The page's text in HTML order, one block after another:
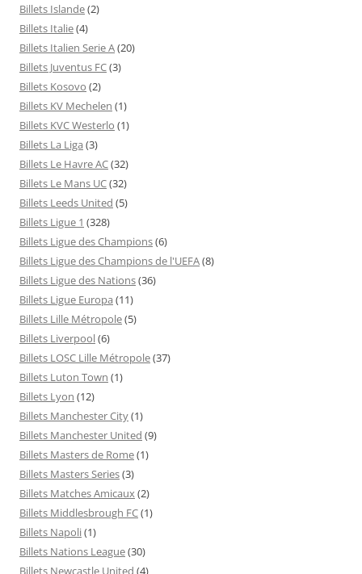
Billets Islande(2)
Billets Italie(4)
Billets Italien Serie A(20)
Billets Juventus FC(3)
Billets Kosovo (2)
Billets KV Mechelen (1)
Billets KVC Westerlo (1)
Billets La Liga (3)
Billets Le Havre AC(32)
Billets Le Mans UC(32)
Billets Leeds United (5)
Billets Ligue 1 (328)
Billets Ligue des Champions(6)
Billets Ligue des Champions de l'UEFA(8)
Billets Ligue des Nations(36)
Billets Ligue Europa (11)
Billets Lille Métropole(5)
Billets Liverpool(6)
Billets LOSC Lille Métropole(37)
Billets Luton Town (1)
Billets Lyon (12)
Billets Manchester City(1)
Billets Manchester United (9)
Billets Masters de Rome(1)
Billets Masters Series(3)
Billets Matches Amicaux(2)
Billets Middlesbrough FC(1)
Billets Napoli(1)
Billets Nations League(30)
Billets Newcastle United (4)